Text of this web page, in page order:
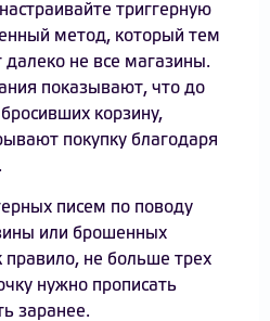
триггерную
метод, который тем
не все магазины.
показывают, что до
корзину,
покупку благодаря
писем по поводу
или брошенных
правило, не больше трех
нужно прописать
заранее.